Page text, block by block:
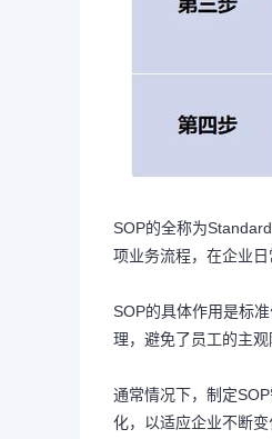
SOP的全称为
项业务流程，在企业日
SOP的具体作用是标
理，避免了员工的主观
通常情况下，制定
化，以适应企业不断变